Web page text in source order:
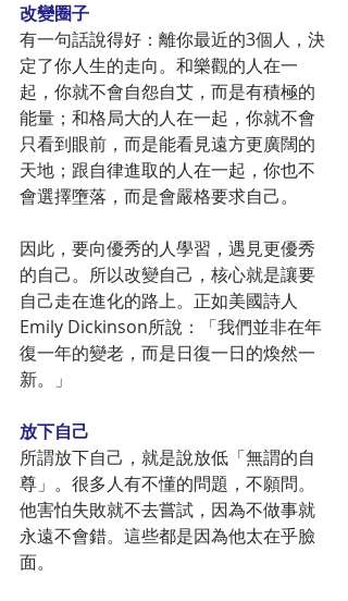
改變圈子
有一句話說得好：離你最近的3個人，決
定了你人生的走向。和樂觀的人在一
起，你就不會自怨自艾，而是有積極的
能量；和格局大的人在一起，你就不會
只看到眼前，而是能看見遠方更廣闊的
天地；跟自律進取的人在一起，你也不
會選擇墮落，而是會嚴格要求自己。
因此，要向優秀的人學習，遇見更優秀
的自己。所以改變自己，核心就是讓要
自己走在進化的路上。正如美國詩人
Emily Dickinson所說：「我們並非在年
復一年的變老，而是日復一日的煥然一
新。」
放下自己
所謂放下自己，就是說放低「無謂的自
尊」。很多人有不懂的問題，不願問。
他害怕失敗就不去嘗試，因為不做事就
永遠不會錯。這些都是因為他太在乎臉
面。